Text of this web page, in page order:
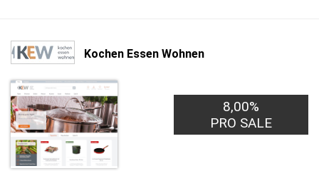
Kochen Essen Wohnen
8,00%
PRO SALE